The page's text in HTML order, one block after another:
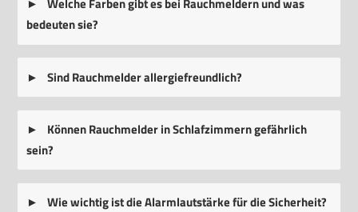
Welche Farben gibt es bei Rauchmeldern und was
bedeuten sie?
Sind Rauchmelder allergiefreundlich?
Können Rauchmelder in Schlafzimmern gefährlich
sein?
Wie wichtig ist die Alarmlautstärke für die Sicherheit?